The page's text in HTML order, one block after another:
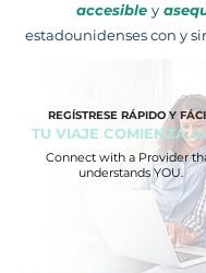
accesible y
estadounidenses con y
REGÍSTRESE RÁPIDO Y
TU VIAJE COMIENZA
Connect with a Provider
understands YOU.